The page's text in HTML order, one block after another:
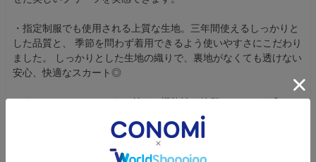
・指定制服でも使用される上質な生地。三年間使えるしっかりと
した品質と、 季節を問わず着用できるよう使いやすさにこだわり
ました。 しっかりとした生地の織りで、裏地がなくても透けない
安心、快適なスカート◎
・ウエストはアジャスター付きで機能性も抜群！スライド式アジ
ャスター付きでウエストは前後3cm調節可能。
※ご購入前に必ずメジャーでご自分のサイズをご確認ください。